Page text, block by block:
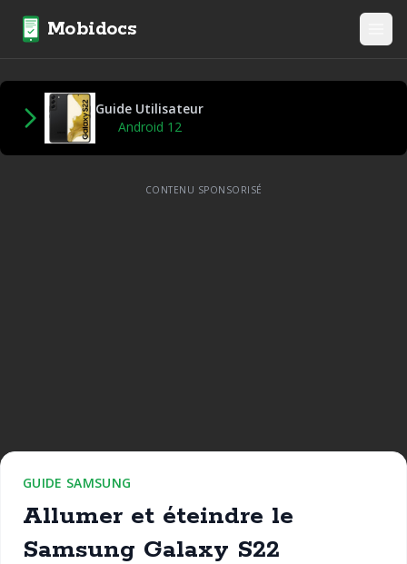
Mobidocs
Guide Utilisateur
Android 12
CONTENU SPONSORISÉ
GUIDE SAMSUNG
Allumer et éteindre le
Samsung Galaxy S22